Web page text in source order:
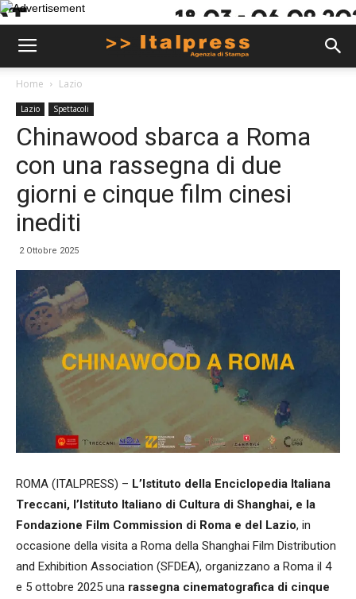
Home Lazio
Lazio Spettacoli
Chinawood sbarca a Roma
con una rassegna di due
giorni e cinque film cinesi
inediti
2 Ottobre 2025
ROMA (ITALPRESS) – L’Istituto della Enciclopedia Italiana
Treccani, l’Istituto Italiano di Cultura di Shanghai, e la
Fondazione Film Commission di Roma e del Lazio, in
occasione della visita a Roma della Shanghai Film Distribution
and Exhibition Association (SFDEA), organizzano a Roma il 4
e 5 ottobre 2025 una rassegna cinematografica di cinque